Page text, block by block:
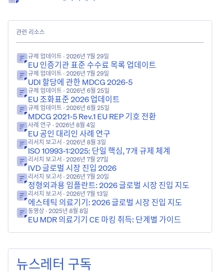
관련 리소스
규제 업데이트 · 2026년 7월 29일
EU 인증기관 표준 수수료 목록 업데이트
규제 업데이트 · 2026년 7월 29일
UDI 할당에 관한 MDCG 2026-5
규제 업데이트 · 2026년 6월 25일
EU 조화표준 2026 업데이트
규제 업데이트 · 2026년 6월 25일
MDCG 2021-5 Rev.1 EU REP 기호 전환
사례 연구 · 2026년 8월 4일
EU 공인 대리인 사례 연구
리서치 보고서 · 2026년 8월 3일
ISO 10993-1:2025: 단일 핵심, 7개 규제 체계
리서치 보고서 · 2026년 7월 27일
IVD 글로벌 시장 진입 2026
리서치 보고서 · 2026년 7월 20일
정형외과용 임플란트: 2026 글로벌 시장 진입 지도
리서치 보고서 · 2026년 7월 13일
에스테틱 의료기기: 2026 글로벌 시장 진입 지도
동영상 · 2025년 8월 8일
EU MDR 의료기기 CE 마킹 취득: 단계별 가이드
뉴스레터 구독